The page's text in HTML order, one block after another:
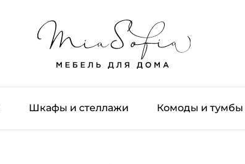
Шкафы и стеллажи Комоды и тумбы